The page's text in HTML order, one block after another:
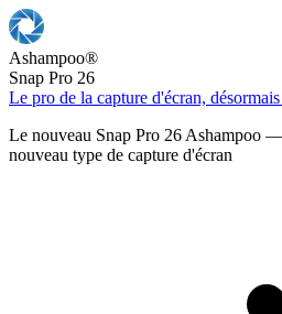
Ashampoo®
Snap Pro 26
Le pro de la capture d'écran,
Le nouveau Snap Pro 26 Ashampoo
nouveau type de capture d'écran